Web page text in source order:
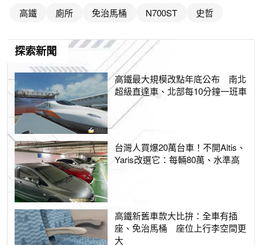
高鐵 廁所 免治馬桶 N700ST 史哲
探索新聞
高鐵最大規模改點年底公布 南北
超級直達車、北部每10分鐘一班車
台灣人買爆20萬台車！不開Altis、
Yaris改選它：每輛80萬、水準高
高鐵新舊車款大比拚：全車有插
座、免治馬桶 座位上行李空間更
大